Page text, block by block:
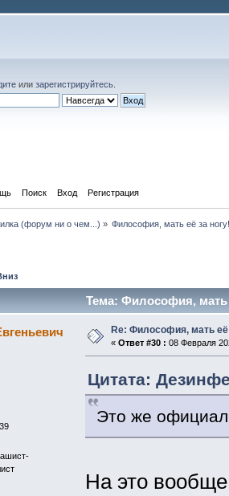
или зарегистрируйтесь
Поиск Вход Регистрация
(форум ни о чем...) » Философия, мать её за
Тема: Философия, мать
Re: Философия, мать её
« Ответ #30 : 08 Февраля
Цитата:
Это же
На это